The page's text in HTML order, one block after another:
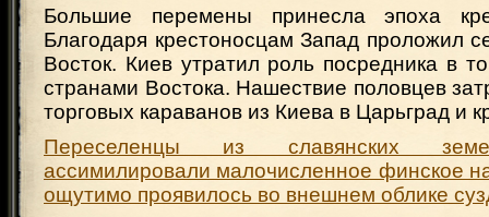
Большие перемены принесла эпоха
Благодаря крестоносцам Запад проложил
Восток. Киев утратил роль посредника в
странами Востока. Нашествие половцев
торговых караванов из Киева в Царьград и
Переселенцы из славянских
ассимилировали малочисленное финское
ощутимо проявилось во внешнем облике